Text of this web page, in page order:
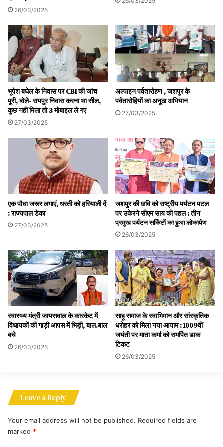
26/03/2025
भूपेश बघेल के निवास पर CBI की जांच
पूरी, बोले- रायपुर निवास करना था सील,
कुछ नहीं मिला तो 3 मोबाइल ले गए
27/03/2025
अल्पाइन पर्वतारोहण , जशपुर के
पर्वतारोहियों का अनूठा अभियान
27/03/2025
एक पौधा जरूर लगाएं, धरती को हरियाली दें
: राज्यपाल डेका
27/03/2025
जशपुर की छवि को राष्ट्रीय पर्यटन पटल
पर उकेरने सीएम साय की पहल : तीन
प्रमुख पर्यटन सर्किटों का हुआ लोकार्पण
26/03/2025
स्वास्थ्य मंत्री जायसवाल के कारकेट में
विधायकों की गाड़ी आपस में भिड़ी, बाल.बाल
बचे
26/03/2025
साहू समाज के स्वाभिमान और सांस्कृतिक
धरोहर को मिला नया आयाम : 1009वीं
जयंती पर माता कर्मा को समर्पित डाक
टिकट
26/03/2025
Leave a Reply
Your email address will not be published. Required fields are
marked *